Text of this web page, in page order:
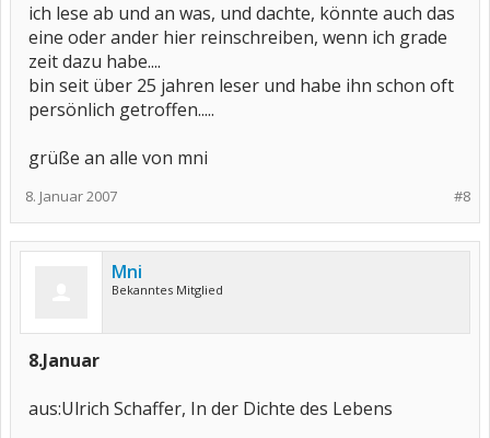
ich lese ab und an was, und dachte, könnte auch das
eine oder ander hier reinschreiben, wenn ich grade
zeit dazu habe....
bin seit über 25 jahren leser und habe ihn schon oft
persönlich getroffen.....
grüße an alle von mni
#8
8. Januar 2007
Mni
Bekanntes Mitglied
8.Januar
aus:Ulrich Schaffer, In der Dichte des Lebens